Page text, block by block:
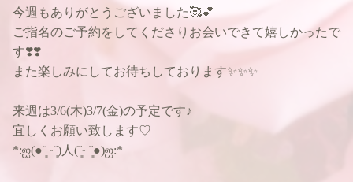
今週もありがとうございました🥰💕
ご指名のご予約をしてくださりお会いできて嬉しかったで
す❣️❣️
また楽しみにしてお待ちしております✨✨✨
来週は3/6(木)3/7(金)の予定です♪
宜しくお願い致します♡
*:ஐ(●︎˘͈ ᵕ˘͈)人(˘͈ᵕ ˘͈●︎)ஐ:*